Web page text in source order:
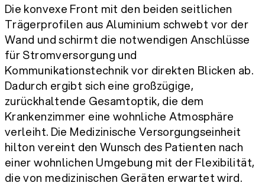
Die konvexe Front mit den beiden seitlichen
Trägerprofilen aus Aluminium schwebt vor der
Wand und schirmt die notwendigen Anschlüsse
für Stromversorgung und
Kommunikationstechnik vor direkten Blicken ab.
Dadurch ergibt sich eine großzügige,
zurückhaltende Gesamtoptik, die dem
Krankenzimmer eine wohnliche Atmosphäre
verleiht. Die Medizinische Versorgungseinheit
hilton vereint den Wunsch des Patienten nach
einer wohnlichen Umgebung mit der Flexibilität,
die von medizinischen Geräten erwartet wird.